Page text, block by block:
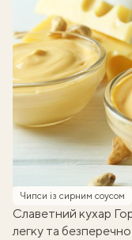
Чипси із сирним соусом
Славетний кухар
легку та